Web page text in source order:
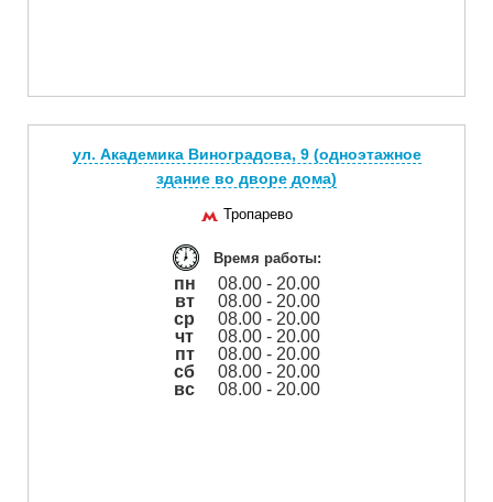
ул. Академика Виноградова, 9 (одноэтажное
здание во дворе дома)
Тропарево
Время работы:
пн
08.00 - 20.00
вт
08.00 - 20.00
ср
08.00 - 20.00
чт
08.00 - 20.00
пт
08.00 - 20.00
сб
08.00 - 20.00
вс
08.00 - 20.00